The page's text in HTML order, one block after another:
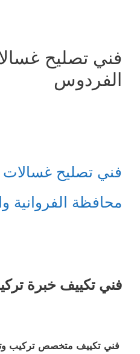
فني تصليح
الفردوس
فني تصليح
محافظة الفروانية
فني تكييف خبرة
فني تكييف متخصص تركيب